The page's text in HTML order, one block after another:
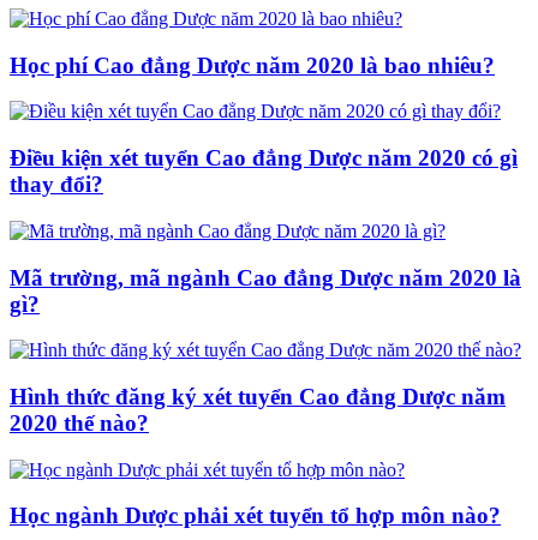
Học phí Cao đẳng Dược năm 2020 là bao nhiêu?
Điều kiện xét tuyển Cao đẳng Dược năm 2020 có gì
thay đổi?
Mã trường, mã ngành Cao đẳng Dược năm 2020 là
gì?
Hình thức đăng ký xét tuyển Cao đẳng Dược năm
2020 thế nào?
Học ngành Dược phải xét tuyển tổ hợp môn nào?